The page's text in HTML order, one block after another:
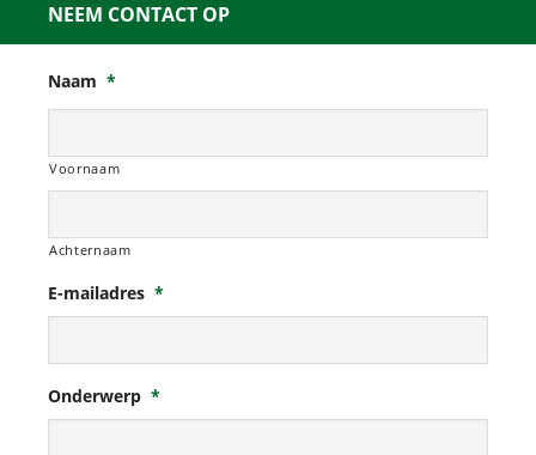
NEEM CONTACT OP
Naam *
Voornaam
Achternaam
E-mailadres *
Onderwerp *